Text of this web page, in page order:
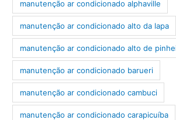
manutenção ar condicionado alphaville
manutenção ar condicionado alto da lapa
manutenção ar condicionado alto de
manutenção ar condicionado barueri
manutenção ar condicionado cambuci
manutenção ar condicionado carapicuíba